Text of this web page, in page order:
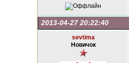
2013-04-27 20:22:40
sevtima
Новичок